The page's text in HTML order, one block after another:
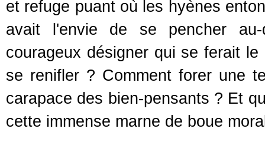
et refuge puant où les hyènes
avait l'envie de se pencher
courageux désigner qui se ferait
se renifler ? Comment forer une
carapace des bien-pensants ? Et
cette immense marne de boue